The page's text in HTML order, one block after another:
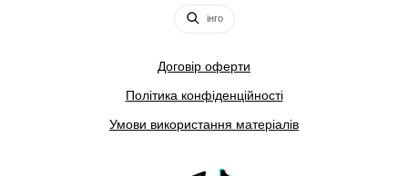
інго
Договір оферти
Політика конфіденційності
Умови використання матеріалів